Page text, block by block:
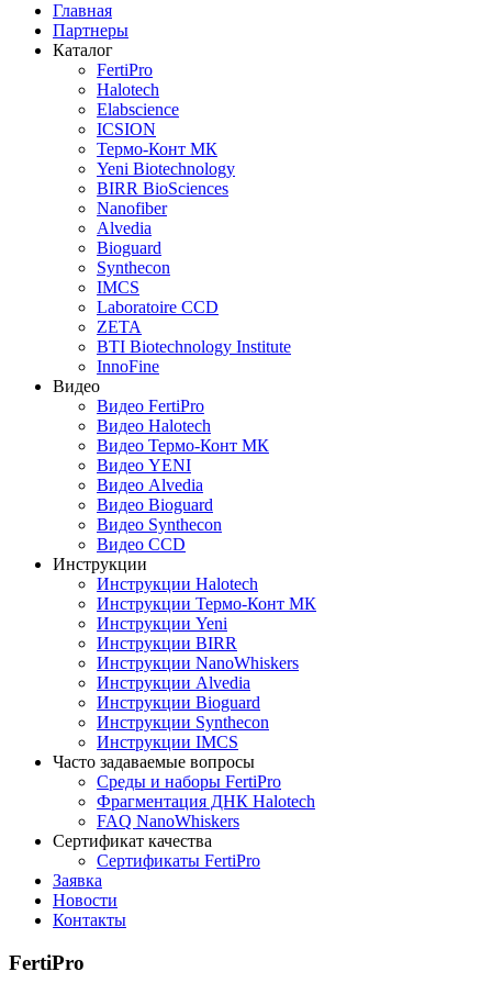
Главная
Партнеры
Каталог
FertiPro
Halotech
Elabscience
ICSION
Термо-Конт МК
Yeni Biotechnology
BIRR BioSciences
Nanofiber
Alvedia
Bioguard
Synthecon
IMCS
Laboratoire CCD
ZETA
BTI Biotechnology Institute
InnoFine
Видео
Видео FertiPro
Видео Halotech
Видео Термо-Конт МК
Видео YENI
Видео Alvedia
Видео Bioguard
Видео Synthecon
Видео CCD
Инструкции
Инструкции Halotech
Инструкции Термо-Конт МК
Инструкции Yeni
Инструкции BIRR
Инструкции NanoWhiskers
Инструкции Alvedia
Инструкции Bioguard
Инструкции Synthecon
Инструкции IMCS
Часто задаваемые вопросы
Среды и наборы FertiPro
Фрагментация ДНК Halotech
FAQ NanoWhiskers
Сертификат качества
Сертификаты FertiPro
Заявка
Новости
Контакты
FertiPro